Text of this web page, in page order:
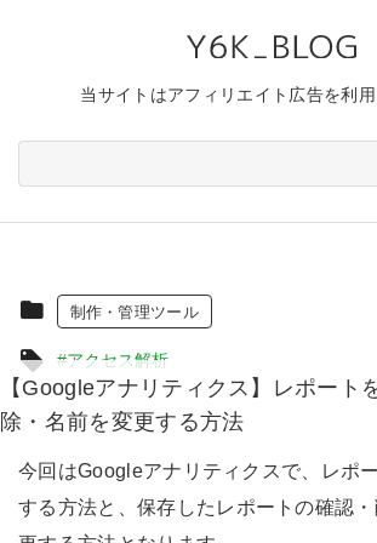
当サイトはアフィリエイト広告を利
制作・管理ツール
#アクセス解析
【Googleアナリティクス】レポート
除・名前を変更する方法
今回はGoogleアナリティクスで、レポ
する方法と、保存したレポートの確認